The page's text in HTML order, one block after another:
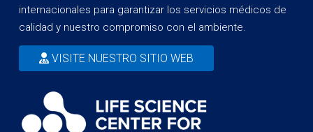
internacionales para garantizar los servicios médicos de
calidad y nuestro compromiso con el ambiente.
VISITE NUESTRO SITIO WEB